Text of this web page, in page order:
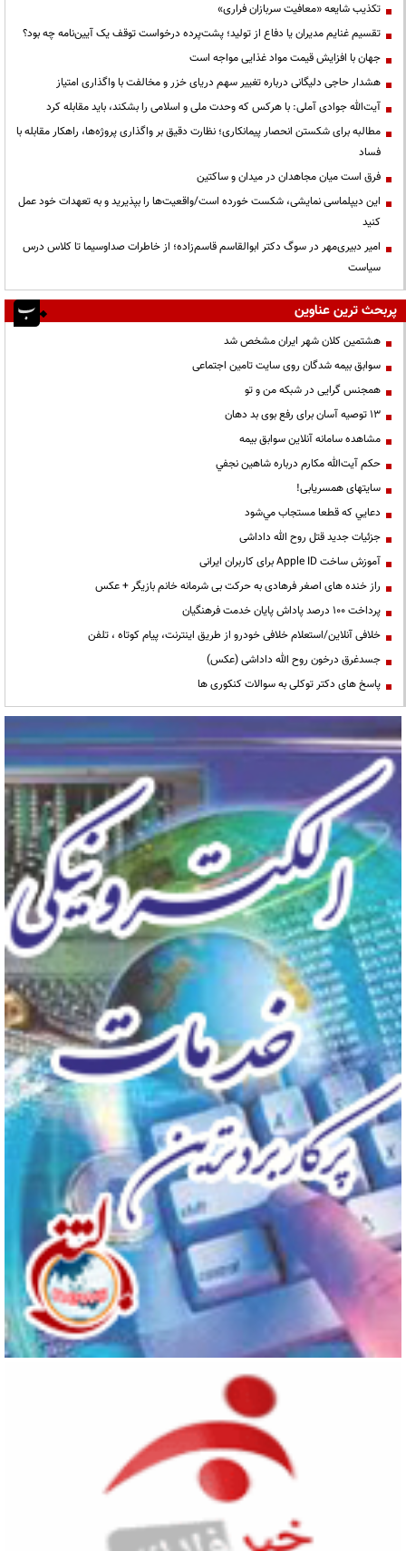
تکذیب شایعه «معافیت سربازان فراری»
تقسیم غنایم مدیران یا دفاع از تولید؛ پشت‌پرده درخواست توقف یک آیین‌نامه چه بود؟
جهان با افزایش قیمت مواد غذایی مواجه است
هشدار حاجی دلیگانی درباره تغییر سهم دریای خزر و مخالفت با واگذاری امتیاز
آیت‌الله جوادی آملی: با هرکس که وحدت ملی و اسلامی را بشکند، باید مقابله کرد
مطالبه برای شکستن انحصار پیمانکاری؛ نظارت دقیق بر واگذاری پروژه‌ها، راهکار مقابله با
فساد
فرق است میان مجاهدان در میدان و ساکتین
این دیپلماسی نمایشی، شکست خورده است/واقعیت‌ها را بپذیرید و به تعهدات خود عمل
کنید
امیر دبیری‌مهر در سوگ دکتر ابوالقاسم قاسم‌زاده؛ از خاطرات صداوسیما تا کلاس درس
سیاست
پربحث ترین عناوین
هشتمین کلان شهر ایران مشخص شد
سوابق بیمه شدگان روی سایت تامین اجتماعی
همجنس گرایی در شبکه من و تو
13 توصیه آسان برای رفع بوی بد دهان
مشاهده سامانه آنلاين سوابق بیمه
حكم آيت‌الله مكارم درباره شاهين نجفي
سایتهای همسریابی!
دعايي كه قطعا مستجاب مي‌شود
جزئیات جدید قتل روح الله داداشی
آموزش ساخت Apple ID برای کاربران ایرانی
راز خنده های اصغر فرهادی به حرکت بی شرمانه خانم بازیگر + عکس
پرداخت ۱۰۰ درصد پاداش پایان خدمت فرهنگیان
خلافی آنلاین/استعلام خلافی خودرو از طریق اینترنت، پیام کوتاه ، تلفن
جسدغرق درخون روح الله داداشی (عکس)
پاسخ های دکتر توکلی به سوالات کنکوری ها